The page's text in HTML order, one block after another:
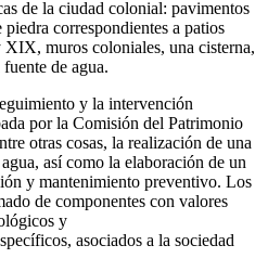
de la ciudad colonial: pavimentos
correspondientes a patios
muros coloniales, una cisterna,
de agua.
y la intervención
por la Comisión del Patrimonio
otras cosas, la realización de una
así como la elaboración de un
y mantenimiento preventivo. Los
de componentes con valores
y
asociados a la sociedad